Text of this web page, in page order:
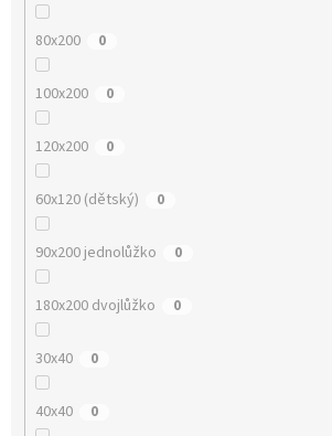
80x200 0
100x200 0
120x200 0
60x120 (dětský) 0
90x200 jednolůžko 0
180x200 dvojlůžko 0
30x40 0
40x40 0